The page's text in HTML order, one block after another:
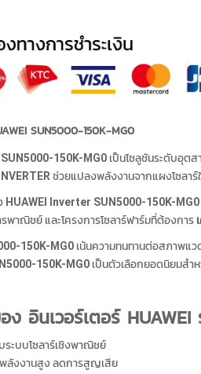
SUN5000-150K-MG0
SUN5000-150K-MG0 เป็นโซลูชันระดับอุต
ช่วยแปลงพลังงานจากแผงโซลาร์
HUAWEI Inverter SUN5000-150K-MG0
รพาณิชย์ และโครงการโซลาร์ฟาร์มที่ต้องการ
150K-MG0 เน้นความทนทานต่อสภาพแว
150K-MG0 เป็นตัวเลือกยอดนิยมส
อินเวอร์เตอร์
ระบบโซลาร์เชิงพาณิชย์
ลังงานสูง ลดการสูญเสีย